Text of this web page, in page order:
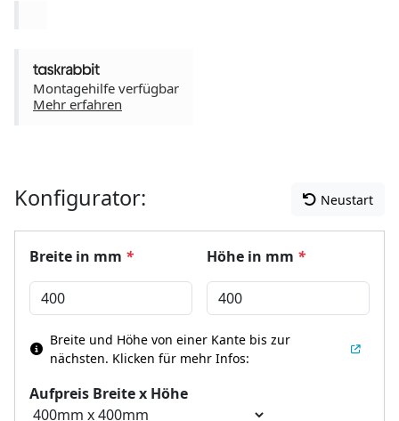
Montagehilfe verfügbar
Mehr erfahren
Konfigurator: Neustart
Breite in mm * Höhe in mm *
Aufpreis Breite x Höhe
Breite und Höhe von einer Kante bis zur
nächsten. Klicken für mehr Infos: